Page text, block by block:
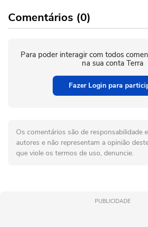
Comentários (0)
Para poder interagir com todos
na sua conta Terra
Fazer Login para
Os comentários são de responsabilidade
autores e não representam a opinião
que viole os termos de uso, denuncie.
PUBLICIDADE